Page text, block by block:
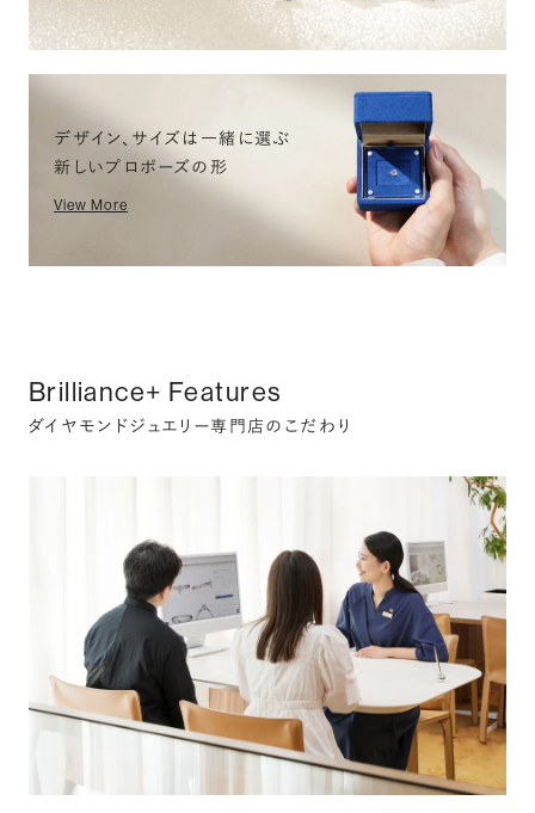
デザイン、サイズは一緒に選ぶ
新しいプロポーズの形
View More
Brilliance+ Features
ダイヤモンドジュエリー専門店のこだわり